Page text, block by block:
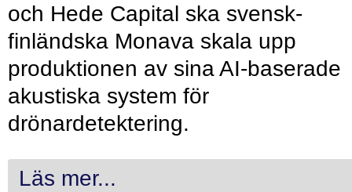
och Hede Capital ska svensk-
finländska Monava skala upp
produktionen av sina AI-baserade
akustiska system för
drönardetektering.
Läs mer...